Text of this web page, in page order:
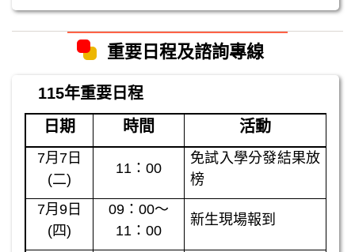
重要日程及諮詢專線
115年重要日程
日期
時間 活動
7月7日
(二)
11：00
免試入學分發結果放
榜
7月9日
(四)
09：00～
11：00
新生現場報到